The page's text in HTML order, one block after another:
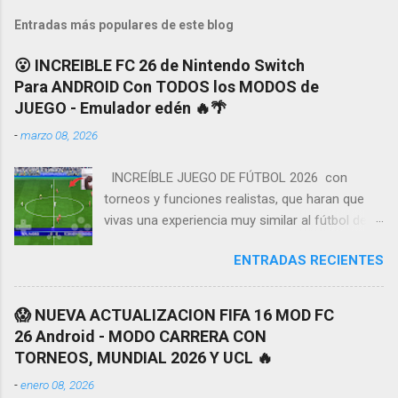
Entradas más populares de este blog
😮 INCREIBLE FC 26 de Nintendo Switch
Para ANDROID Con TODOS los MODOS de
JUEGO - Emulador edén 🔥🌴
-marzo 08, 2026
INCREÍBLE JUEGO DE FÚTBOL 2026 con
torneos y funciones realistas, que haran que
vivas una experiencia muy similar al fútbol de la
mejoras como en animaciónes y gráficos a
continuación les enseñare algunas de las
ENTRADAS RECIENTES
😱 NUEVA ACTUALIZACION FIFA 16 MOD FC
26 Android - MODO CARRERA CON
TORNEOS, MUNDIAL 2026 Y UCL 🔥
-enero 08, 2026